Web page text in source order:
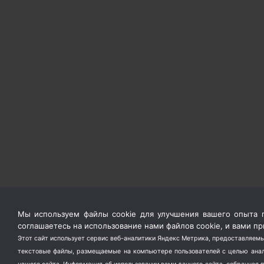
Мы используем файлы cookie для улучшения вашего опыта
соглашаетесь на использование нами файлов cookie, и вами
Этот сайт использует сервис веб-аналитики Яндекс Метрика,
текстовые файлы, размещаемые на компьютере пользователей с целью